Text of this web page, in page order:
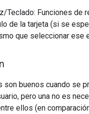
Teclado: Funciones de
de la tarjeta (si se
que seleccionar ese
son buenos cuando se
pero una no es
ellos (en